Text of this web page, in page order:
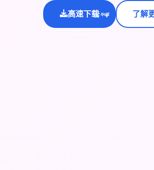
高速下载
✨⭐💫 了解